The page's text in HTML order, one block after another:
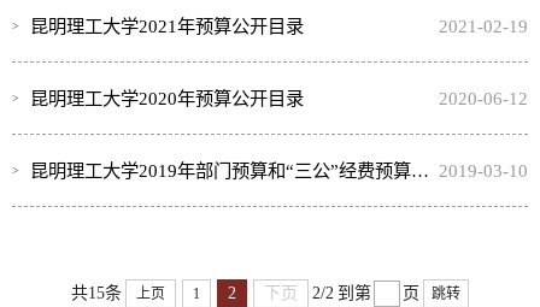
昆明理工大学2021年预算公开目录 2021-02-19
昆明理工大学2020年预算公开目录 2020-06-12
昆明理工大学2019年部门预算和“三公”经费预算信息公开 2019-03-10
共15条 上页 1 2 下页 2/2 到第 页 跳转